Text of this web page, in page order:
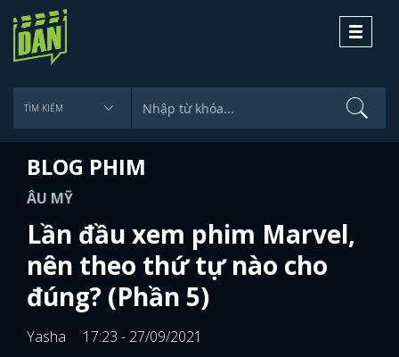
Toggle
BLOG PHIM
ÂU MỸ
Lần đầu xem phim Marvel,
nên theo thứ tự nào cho
đúng? (Phần 5)
Yasha
17:23 - 27/09/2021